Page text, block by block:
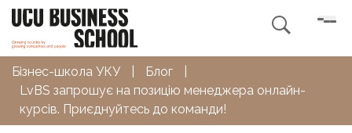

Бізнес-школа УКУ Блог
LvBS запрошує на позицію менеджера онлайн-
курсів. Приєднуйтесь до команди!